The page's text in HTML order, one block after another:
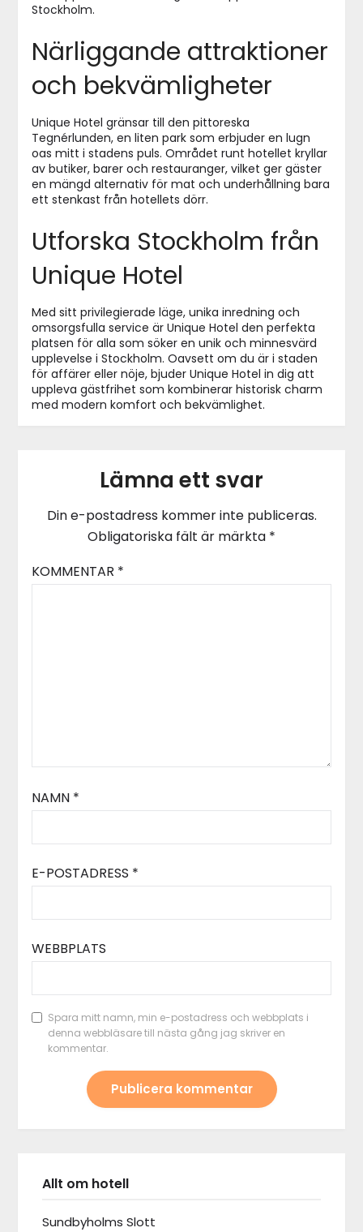
Stockholm.
Närliggande attraktioner
och bekvämligheter
Unique Hotel gränsar till den pittoreska
Tegnérlunden, en liten park som erbjuder en lugn
oas mitt i stadens puls. Området runt hotellet kryllar
av butiker, barer och restauranger, vilket ger gäster
en mängd alternativ för mat och underhållning bara
ett stenkast från hotellets dörr.
Utforska Stockholm från
Unique Hotel
Med sitt privilegierade läge, unika inredning och
omsorgsfulla service är Unique Hotel den perfekta
platsen för alla som söker en unik och minnesvärd
upplevelse i Stockholm. Oavsett om du är i staden
för affärer eller nöje, bjuder Unique Hotel in dig att
uppleva gästfrihet som kombinerar historisk charm
med modern komfort och bekvämlighet.
Lämna ett svar
Din e-postadress kommer inte publiceras.
Obligatoriska fält är märkta *
KOMMENTAR *
NAMN *
E-POSTADRESS *
WEBBPLATS
Spara mitt namn, min e-postadress och webbplats i
denna webbläsare till nästa gång jag skriver en
kommentar.
Allt om hotell
Sundbyholms Slott